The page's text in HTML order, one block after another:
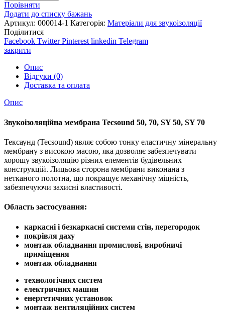
Порівняти
Додати до списку бажань
Артикул: 000014-1 Категорія: Матеріали для звукоізоляції
Поділитися
Facebook Twitter Pinterest linkedin Telegram
закрити
Опис
Відгуки (0)
Доставка та оплата
Опис
Звукоізоляційна мембрана Tecsound 50, 70, SY 50, SY 70
Тексаунд (Tecsound) являє собою тонку еластичну мінеральну
мембрану з високою масою, яка дозволяє забезпечувати
хорошу звукоізоляцію різних елементів будівельних
конструкцій. Лицьова сторона мембрани виконана з
нетканого полотна, що покращує механічну міцність,
забезпечуючи захисні властивості.
Область застосування:
каркасні і безкаркасні системи стін, перегородок
покрівля даху
монтаж обладнання промислові, виробничі
приміщення
монтаж обладнання
технологічних систем
електричних машин
енергетичних установок
монтаж вентиляційних систем